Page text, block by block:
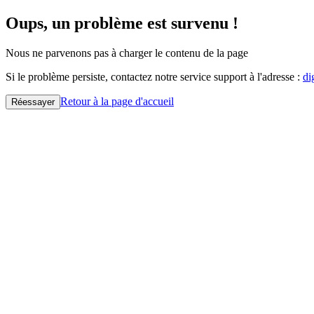
Oups, un problème est survenu !
Nous ne parvenons pas à charger le contenu de la page
Si le problème persiste, contactez notre service support à l'adresse :
Réessayer Retour à la page d'accueil